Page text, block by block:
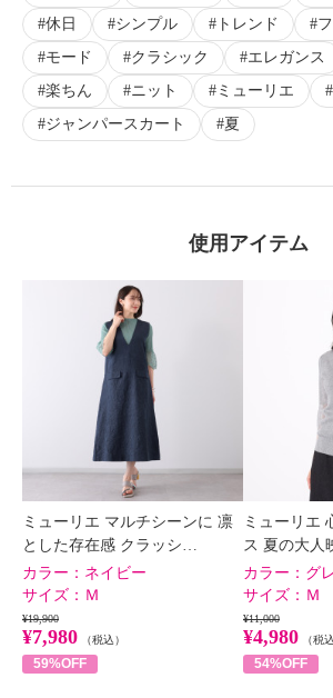
休日
シンプル トレンド
モード
クラシック エレガンス
楽ちん
ニット ミューリエ
ジャンパースカート
夏
使用アイテム
ミューリエ マルチシーンに 凛
とした存在感 クラッシ…
カラー： ネイビー
サイズ： Ｍ
¥19,900
¥7,980 （税込）
59%OFF
ミューリエ
ス 夏の大人
カラー： グ
サイズ： Ｍ
¥11,000
¥4,980 （税
54%OFF